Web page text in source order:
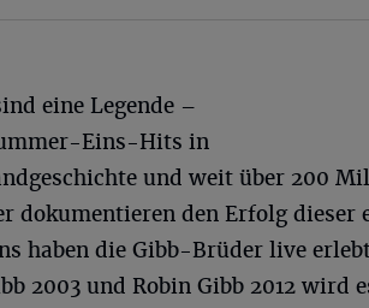
eine Legende –
Eins-Hits in
und weit über 200
dokumentieren den Erfolg dieser
haben die Gibb-Brüder live
2003 und Robin Gibb 2012 wird